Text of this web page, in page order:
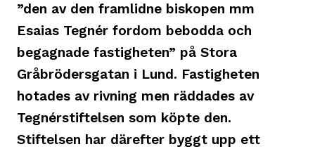
”den av den framlidne biskopen mm
Esaias Tegnér fordom bebodda och
begagnade fastigheten” på Stora
Gråbrödersgatan i Lund. Fastigheten
hotades av rivning men räddades av
Tegnérstiftelsen som köpte den.
Stiftelsen har därefter byggt upp ett